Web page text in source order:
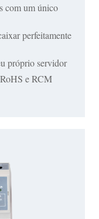
com um único
perfeitamente
próprio servidor
e RCM